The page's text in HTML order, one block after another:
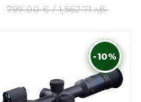
799.00 € / 1,562.71 лв.
-10%